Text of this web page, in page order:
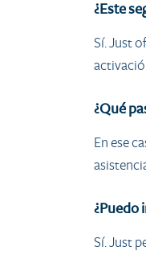
¿Este
Sí. Just
¿Qué
En ese
¿Puedo
Sí. Just